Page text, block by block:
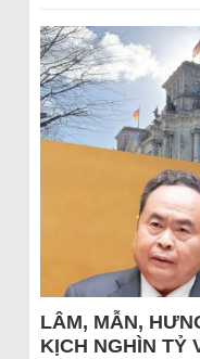
LÂM, MẪN,
KỊCH NGHÌN TỶ